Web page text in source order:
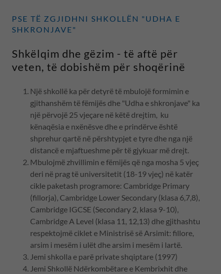
PSE TË ZGJIDHNI SHKOLLËN "UDHA E
SHKRONJAVE"
Shkëlqim dhe gëzim - të aftë për
veten, të dobishëm për shoqërinë
Një shkollë ka për detyrë të mbulojë formimin e
gjithanshëm të fëmijës dhe "Udha e shkronjave" ka
një përvojë 25 vjeçare në këtë drejtim, ku
kënaqësia e nxënësve dhe e prindërve është
shprehur qartë në përshtypjet e tyre dhe nga një
distancë e mjaftueshme për të gjykuar më drejt.
Mbulojmë zhvillimin e fëmijës që nga mosha 5 vjeç
deri në prag të universitetit (18-19 vjeç) në katër
cikle paketash programore: Cambridge Primary
(fillorja), Cambridge Lower Secondary (klasa 6,7,8),
Cambridge IGCSE (Secondary 2, klasa 9-10),
Cambridge A Level (klasa 11, 12,13) dhe gjithashtu
respektojmë ciklet e Ministrisë së Arsimit: fillore,
arsim i mesëm i ulët dhe arsim i mesëm i lartë.
Jemi shkolla e parë private shqiptare (1997)
Jemi Shkollë Ndërkombëtare e Kembrixhit dhe